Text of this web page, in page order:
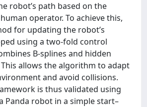
robot’s path based on the
operator. To achieve this,
for updating the robot’s
using a two-fold control
B-splines and hidden
allows the algorithm to adapt
and avoid collisions.
is thus validated using
Panda robot in a simple start–